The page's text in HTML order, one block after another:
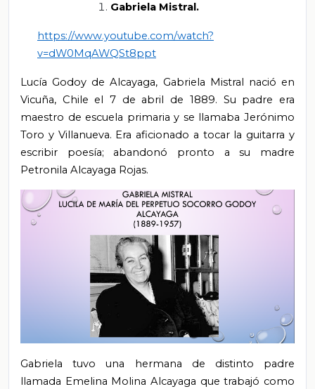
Gabriela Mistral.
https://www.youtube.com/watch?
v=dW0MqAWQSt8ppt
Lucía Godoy de Alcayaga, Gabriela Mistral nació en
Vicuña, Chile el 7 de abril de 1889. Su padre era
maestro de escuela primaria y se llamaba Jerónimo
Toro y Villanueva. Era aficionado a tocar la guitarra y
escribir poesía; abandonó pronto a su madre
Petronila Alcayaga Rojas.
Gabriela tuvo una hermana de distinto padre
llamada Emelina Molina Alcayaga que trabajó como